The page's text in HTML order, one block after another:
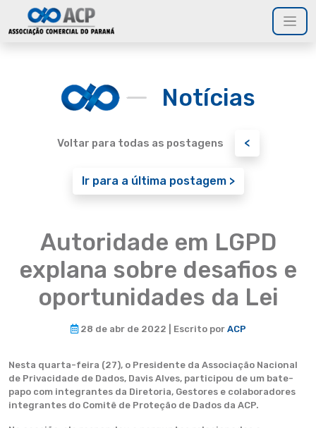
Notícias
Voltar para todas as postagens <
Ir para a última postagem >
Autoridade em LGPD
explana sobre desafios e
oportunidades da Lei
28 de abr de 2022 | Escrito por ACP
Nesta quarta-feira (27), o Presidente da Associação Nacional
de Privacidade de Dados, Davis Alves, participou de um bate-
papo com integrantes da Diretoria, Gestores e colaboradores
integrantes do Comitê de Proteção de Dados da ACP.